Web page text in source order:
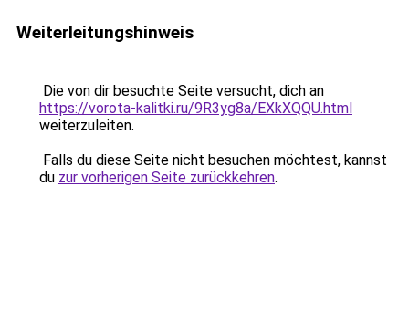
Weiterleitungshinweis
Die von dir besuchte Seite versucht, dich an
https://vorota-kalitki.ru/9R3yg8a/EXkXQQU.html
weiterzuleiten.
Falls du diese Seite nicht besuchen möchtest, kannst
du zur vorherigen Seite zurückkehren.